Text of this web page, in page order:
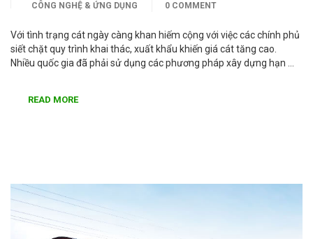
CÔNG NGHỆ & ỨNG DỤNG
0 COMMENT
Với tình trạng cát ngày càng khan hiếm cộng với việc các chính phủ
siết chặt quy trình khai thác, xuất khẩu khiến giá cát tăng cao.
Nhiều quốc gia đã phải sử dụng các phương pháp xây dựng hạn …
READ MORE